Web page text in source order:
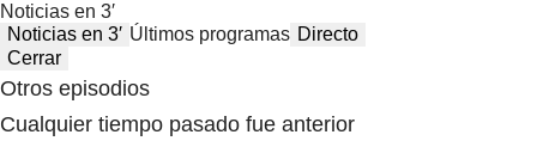
Noticias en 3′
Noticias en 3′ Últimos programas Directo
Cerrar
Otros episodios
Cualquier tiempo pasado fue anterior